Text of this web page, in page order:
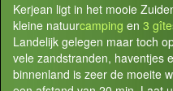
Kerjean ligt in het mooie
kleine natuurcamping en 3
Landelijk gelegen maar toch
vele zandstranden, haventjes
binnenland is zeer de moeite